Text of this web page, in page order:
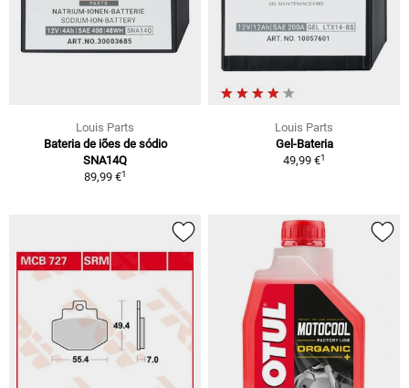
Louis Parts
Bateria de iões de sódio
SNA14Q
89,99 €1
Louis Parts
Gel-Bateria
49,99 €1